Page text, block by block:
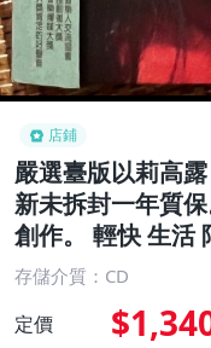
店鋪
嚴選臺版以莉高
新未拆封一年質
創作。 輕快 生活
存儲介質：CD
定價